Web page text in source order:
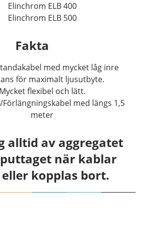
Elinchrom ELB 400
Elinchrom ELB 500
Fakta
med mycket låg inre
för maximalt ljusutbyte.
Mycket flexibel och lätt.
med längs 1,5
meter
alltid av aggregatet
när kablar
kopplas bort.